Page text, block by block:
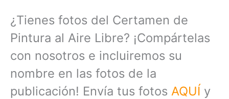
¿Tienes fotos del Certamen de
Pintura al Aire Libre? ¡Compártelas
con nosotros e incluiremos su
nombre en las fotos de la
publicación! Envía tus fotos AQUÍ y